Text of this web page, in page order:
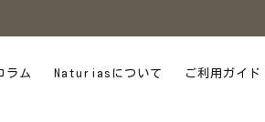
ラム Naturiasについて ご利用ガイド